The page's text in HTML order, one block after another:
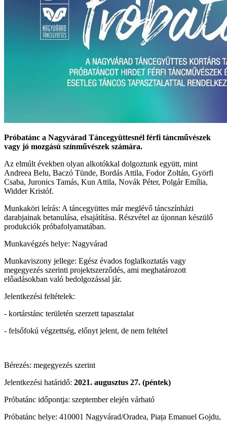
Próbatánc a Nagyvárad Táncegyüttesnél férfi táncművészek
vagy jó mozgású színművészek számára.
Az elmúlt években olyan alkotókkal dolgoztunk együtt, mint
Andreea Belu, Baczó Tünde, Bordás Attila, Fodor Zoltán, Györfi
Csaba, Juronics Tamás, Kun Attila, Novák Péter, Polgár Emília,
Widder Kristóf.
Munkaköri leírás: A táncegyüttes már meglévő táncszínházi
darabjainak betanulása, elsajátítása. Részvétel az újonnan készülő
produkciók próbafolyamatában.
Munkavégzés helye: Nagyvárad
Munkaviszony jellege: Egész évados foglalkoztatás vagy
megegyezés szerinti projektszerződés, ami meghatározott
előadásokban való bedolgozással jár.
Jelentkezési feltételek:
- kortárstánc területén szerzett tapasztalat
- felsőfokú végzettség, előnyt jelent, de nem feltétel
Bérezés: megegyezés szerint
Jelentkezési határidő: 2021. augusztus 27. (péntek)
Próbatánc időpontja: szeptember elején várható
Próbatánc helye: 410001 Nagyvárad/Oradea, Piața Emanuel Gojdu,